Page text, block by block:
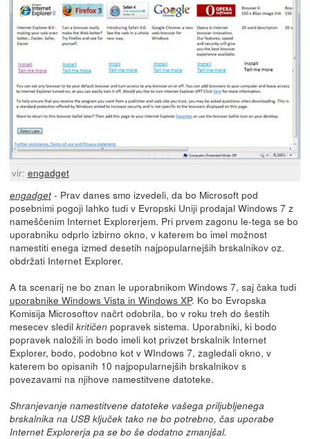
vir: engadget
engadget- Prav danes smo izvedeli, da bo Microsoft pod
posebnimi pogoji lahko tudi v Evropski Uniji prodajal Windows 7 z
nameščenim Internet Explorerjem. Pri prvem zagonu le-tega se bo
uporabniku odprlo izbirno okno, v katerem bo imel možnost
namestiti enega izmed desetih najpopularnejših brskalnikov oz.
obdržati Internet Explorer.
A ta scenarij ne bo znan le uporabnikom Windows 7, saj čaka tudi
uporabnike Windows Vista in Windows XP. Ko bo Evropska
Komisija Microsoftov načrt odobrila, bo v roku treh do šestih
mesecev sledil kritičen popravek sistema. Uporabniki, ki bodo
popravek naložili in bodo imeli kot privzet brskalnik Internet
Explorer, bodo, podobno kot v WIndows 7, zagledali okno, v
katerem bo opisanih 10 najpopularnejših brskalnikov s
povezavami na njihove namestitvene datoteke.
Shranjevanje namestitvene datoteke vašega priljubljenega
brskalnika na USB ključek tako ne bo potrebno, čas uporabe
Internet Explorerja pa se bo še dodatno zmanjšal.